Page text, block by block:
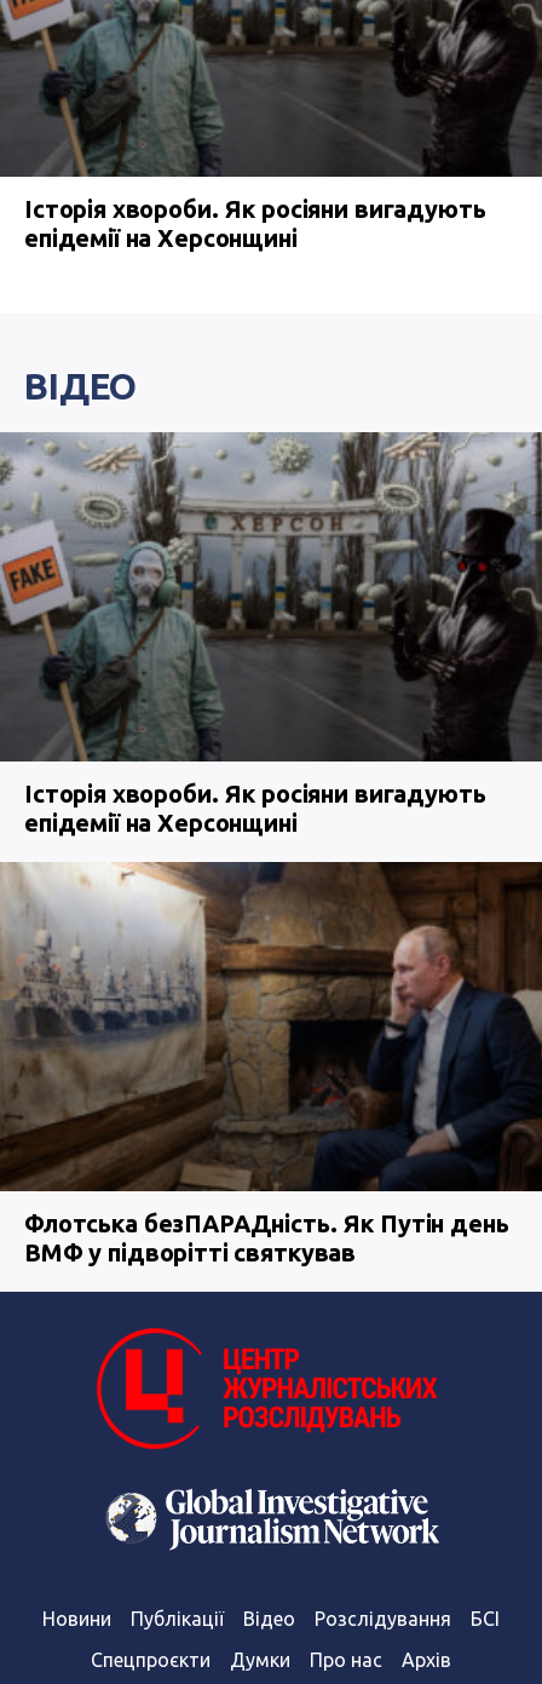
Історія хвороби. Як росіяни вигадують
епідемії на Херсонщині
ВІДЕО
Історія хвороби. Як росіяни вигадують
епідемії на Херсонщині
Флотська безПАРАДність. Як Путін день
ВМФ у підворітті святкував
Новини Публікації Відео Розслідування
БСІ
Спецпроєкти
Думки Про нас Архів